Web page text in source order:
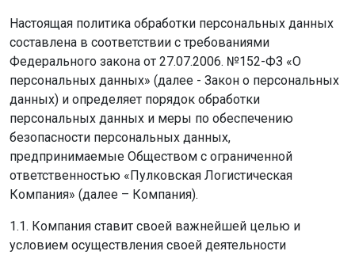
Настоящая политика обработки персональных данных
составлена в соответствии с требованиями
Федерального закона от 27.07.2006. №152-ФЗ «О
персональных данных» (далее - Закон о персональных
данных) и определяет порядок обработки
персональных данных и меры по обеспечению
безопасности персональных данных,
предпринимаемые Обществом с ограниченной
ответственностью «Пулковская Логистическая
Компания» (далее – Компания).
1.1. Компания ставит своей важнейшей целью и
условием осуществления своей деятельности